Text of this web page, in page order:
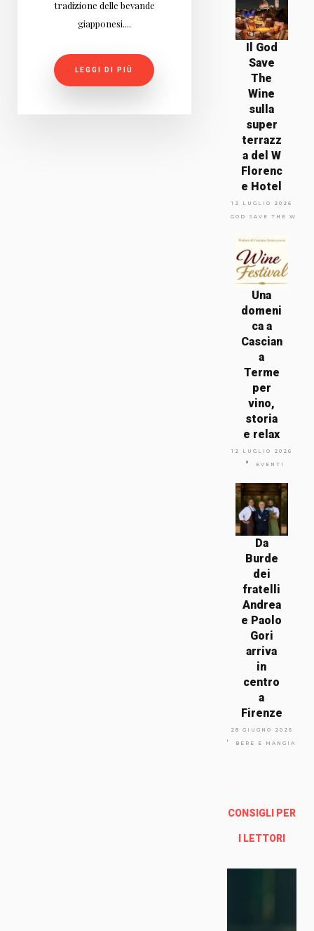
tradizione delle bevande
giapponesi....
LEGGI DI PIÙ
Il God
Save
The
Wine
sulla
super
terrazz
a del W
Florenc
e Hotel
12 LUGLIO 2026
GOD SAVE THE WINE
Una
domeni
ca a
Cascian
a
Terme
per
vino,
storia
e relax
12 LUGLIO 2026
EVENTI
Da
Burde
dei
fratelli
Andrea
e Paolo
Gori
arriva
in
centro
a
Firenze
28 GIUGNO 2026
BERE E MANGIARE
CONSIGLI PER
I LETTORI
Via
Arno
nze
Enoteca Online e al dettaglio